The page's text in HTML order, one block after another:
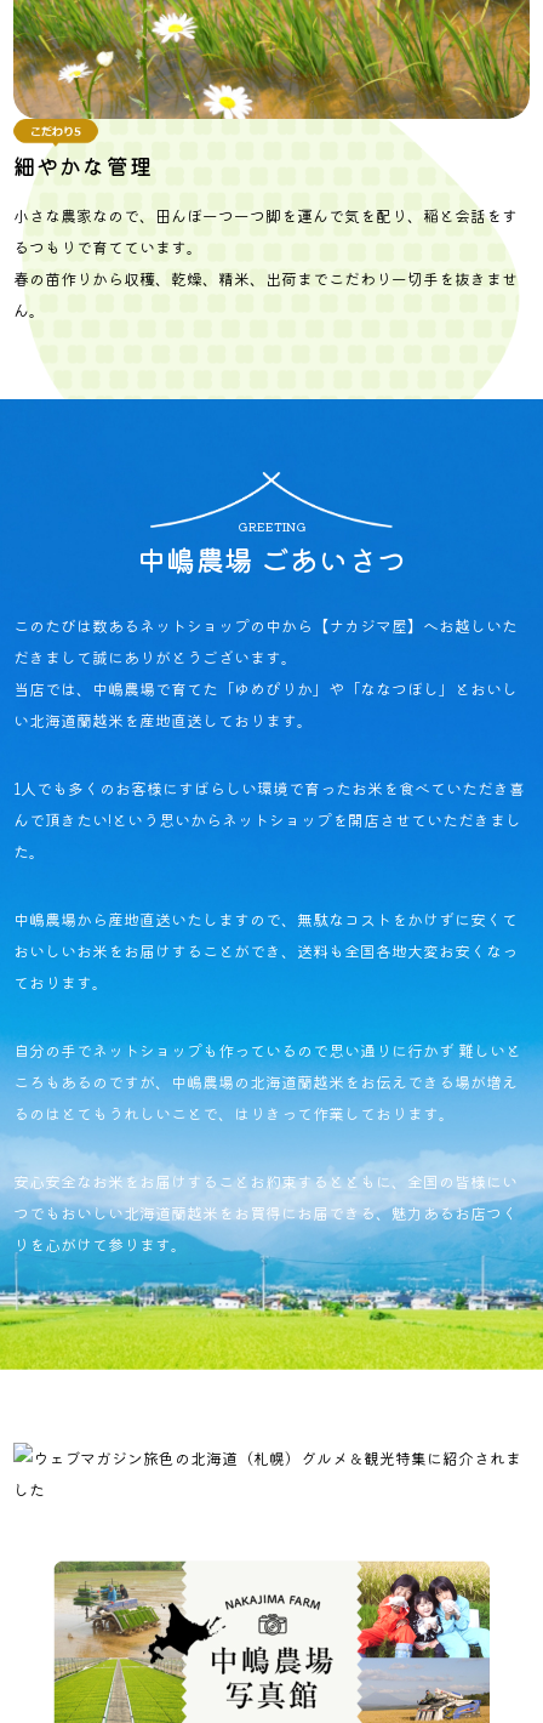
細やかな管理
小さな農家なので、田んぼ一つ一つ脚を運んで気を配り、稲と会話をす
るつもりで育てています。
春の苗作りから収穫、乾燥、精米、出荷までこだわり一切手を抜きませ
ん。
中嶋農場 ごあいさつ
このたびは数あるネットショップの中から【ナカジマ屋】へお越しいた
だきまして誠にありがとうございます。
当店では、中嶋農場で育てた「ゆめぴりか」や「ななつぼし」とおいし
い北海道蘭越米を産地直送しております。
1人でも多くのお客様にすばらしい環境で育ったお米を食べていただき喜
んで頂きたい!という思いからネットショップを開店させていただきまし
た。
中嶋農場から産地直送いたしますので、 無駄なコストをかけずに安くて
おいしいお米をお届けすることができ、 送料も全国各地大変お安くなっ
ております。
自分の手でネットショップも作っているので思い通りに行かず 難しいと
ころもあるのですが、 中嶋農場の北海道蘭越米をお伝えできる場が増え
るのはとてもうれしいことで、はりきって作業しております。
安心安全なお米をお届けすることお約束するとともに、 全国の皆様にい
つでもおいしい北海道蘭越米をお買得にお届できる、魅力あるお店つく
りを心がけて参ります。